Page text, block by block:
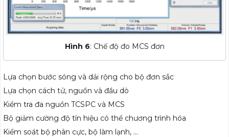
Hình 6: Chế độ đo MCS đơn
Lựa chọn bước sóng và dải rộng cho bộ đơn sắc
Lựa chọn cách tử, nguồn và đầu dò
Kiểm tra đa nguồn TCSPC và MCS
Bộ giảm cường độ tín hiệu có thể chương trình hóa
Kiểm soát bộ phân cực, bộ làm lạnh, …